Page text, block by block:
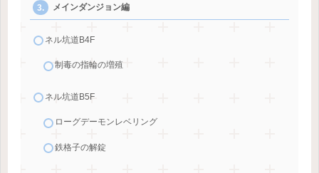
メインダンジョン編
ネル坑道B4F
制毒の指輪の増殖
ネル坑道B5F
ローグデーモンレベリング
鉄格子の解錠